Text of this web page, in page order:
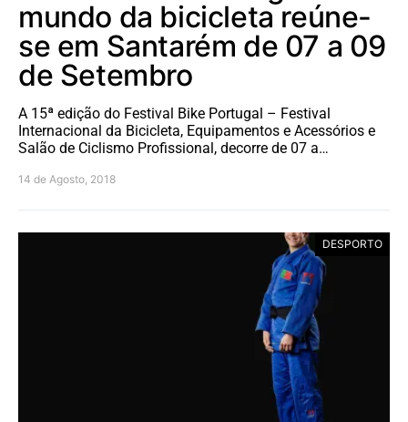
mundo da bicicleta reúne-
se em Santarém de 07 a 09
de Setembro
A 15ª edição do Festival Bike Portugal – Festival
Internacional da Bicicleta, Equipamentos e Acessórios e
Salão de Ciclismo Profissional, decorre de 07 a…
14 de Agosto, 2018
DESPORTO